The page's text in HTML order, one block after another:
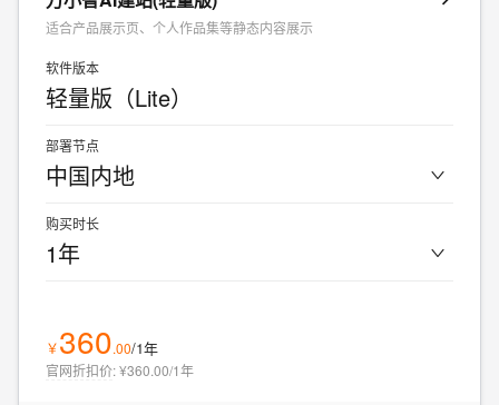
适合产品展示页、个人作品集等静态内容展示
软件版本
轻量版（Lite）
部署节点
中国内地
购买时长
1年
￥360.00/1年
官网折扣价:¥360.00/1年